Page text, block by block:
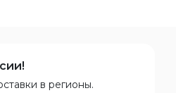
в регионы.